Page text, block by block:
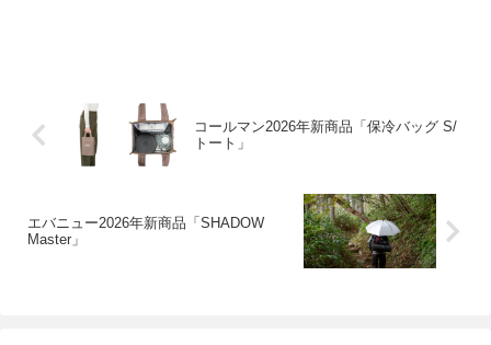
コールマン2026年新商品「保冷バッグ S/
トート」
エバニュー2026年新商品「SHADOW
Master」